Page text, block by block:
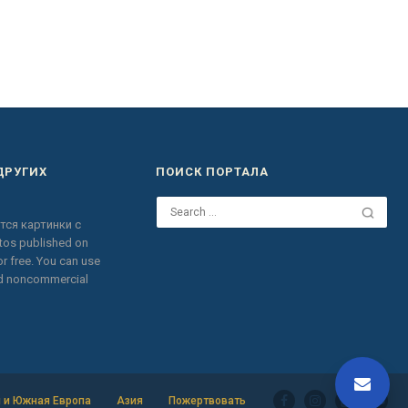
картинки с
published on
free.You can use
noncommercial
ПОИСК ПОРТАЛА
и Южная Европа Азия Пожертвовать